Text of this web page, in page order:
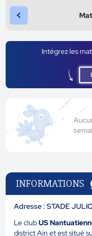
<
Intégrez les
INFORMATIONS
Adresse : STADE
Le clubUS
district Ain et est situé